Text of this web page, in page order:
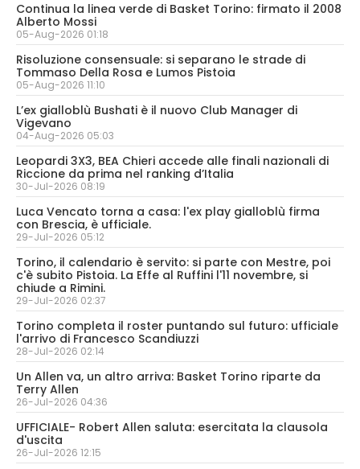
Continua la linea verde di Basket Torino: firmato il 2008
Alberto Mossi
05-Aug-2026 01:18
Risoluzione consensuale: si separano le strade di
Tommaso Della Rosa e Lumos Pistoia
05-Aug-2026 11:10
L’ex gialloblù Bushati è il nuovo Club Manager di
Vigevano
04-Aug-2026 05:03
Leopardi 3X3, BEA Chieri accede alle finali nazionali di
Riccione da prima nel ranking d’Italia
30-Jul-2026 08:19
Luca Vencato torna a casa: l'ex play gialloblù firma
con Brescia, è ufficiale.
29-Jul-2026 05:12
Torino, il calendario è servito: si parte con Mestre, poi
c'è subito Pistoia. La Effe al Ruffini l'11 novembre, si
chiude a Rimini.
29-Jul-2026 02:37
Torino completa il roster puntando sul futuro: ufficiale
l'arrivo di Francesco Scandiuzzi
28-Jul-2026 02:14
Un Allen va, un altro arriva: Basket Torino riparte da
Terry Allen
26-Jul-2026 04:36
UFFICIALE- Robert Allen saluta: esercitata la clausola
d'uscita
26-Jul-2026 12:15